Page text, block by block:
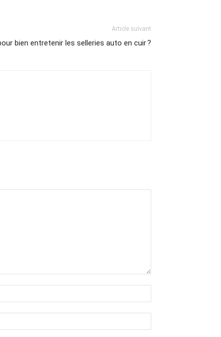
Article suivant
bien entretenir les selleries auto en cuir ?